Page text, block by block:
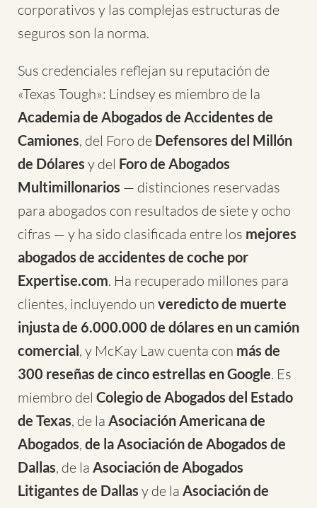
corporativos y las complejas estructuras de
seguros son la norma.
Sus credenciales reflejan su reputación de
«Texas Tough»: Lindsey es miembro de la
Academia de Abogados de Accidentes de
Camiones, del Foro de Defensores del Millón
de Dólares y del Foro de Abogados
Multimillonarios — distinciones reservadas
para abogados con resultados de siete y ocho
cifras — y ha sido clasificada entre los mejores
abogados de accidentes de coche por
Expertise.com. Ha recuperado millones para
clientes, incluyendo un veredicto de muerte
injusta de 6.000.000 de dólares en un camión
comercial, y McKay Law cuenta con más de
300 reseñas de cinco estrellas en Google. Es
miembro del Colegio de Abogados del Estado
de Texas, de la Asociación Americana de
Abogados, de la Asociación de Abogados de
Dallas, de la Asociación de Abogados
Litigantes de Dallas y de la Asociación de